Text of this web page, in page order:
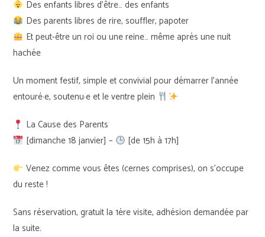
Des enfants libres d’être… des enfants
Des parents libres de rire, souffler, papoter
Et peut-être un roi ou une reine… même après une nuit
hachée
Un moment festif, simple et convivial pour démarrer l’année
entouré·e, soutenu·e et le ventre plein
La Cause des Parents
[dimanche 18 janvier] –
[de 15h à 17h]
Venez comme vous êtes (cernes comprises), on s’occupe
du reste !
Sans réservation, gratuit la 1ère visite, adhésion demandée par
la suite.